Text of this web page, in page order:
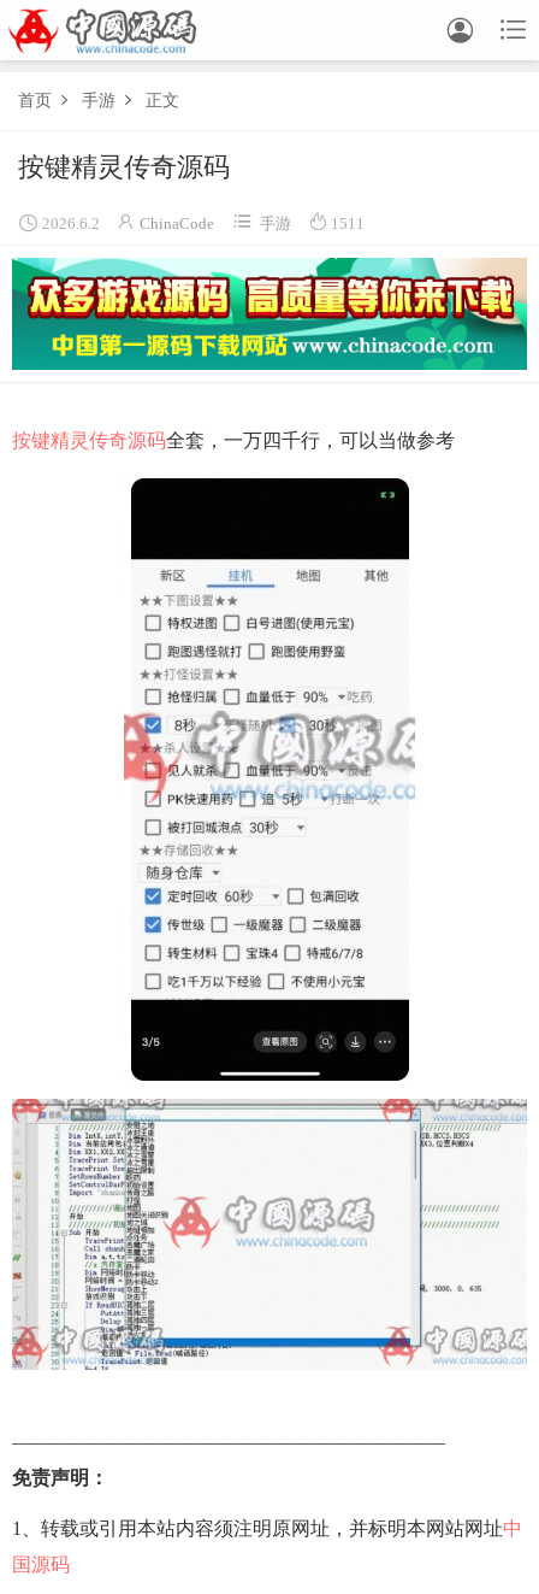


首页  手游  正文
按键精灵传奇源码
 2026.6.2  ChinaCode  手游  1511
按键精灵传奇源码全套，一万四千行，可以当做参考
——————————————————————–
免责声明：
1、转载或引用本站内容须注明原网址，并标明本网站网址中
国源码